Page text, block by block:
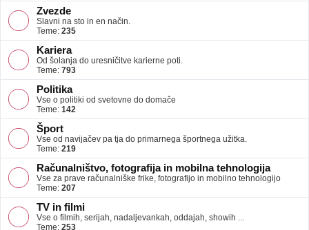
Zvezde
Slavni na sto in en način.
Teme: 235
Kariera
Od šolanja do uresničitve karierne poti.
Teme: 793
Politika
Vse o politiki od svetovne do domače
Teme: 142
Šport
Vse od navijačev pa tja do primarnega športnega užitka.
Teme: 219
Računalništvo, fotografija in mobilna tehnologija
Vse za prave računalniške frike, fotografijo in mobilno tehnologijo
Teme: 207
TV in filmi
Vse o filmih, serijah, nadaljevankah, oddajah, showih ...
Teme: 253